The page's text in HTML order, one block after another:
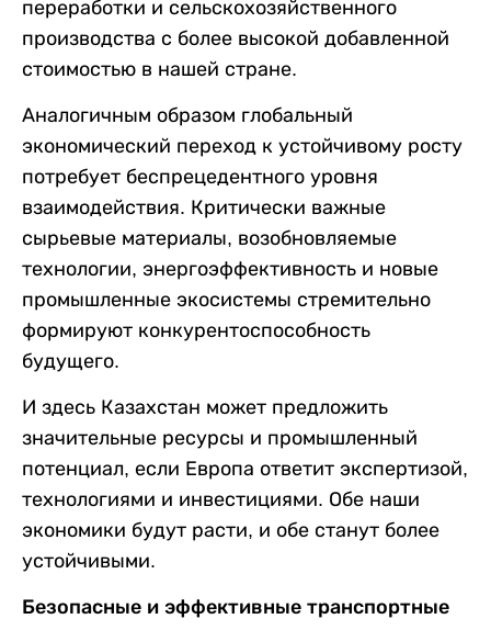
переработки и сельскохозяйственного
производства с более высокой добавленной
стоимостью в нашей стране.
Аналогичным образом глобальный
экономический переход к устойчивому росту
потребует беспрецедентного уровня
взаимодействия. Критически важные
сырьевые материалы, возобновляемые
технологии, энергоэффективность и новые
промышленные экосистемы стремительно
формируют конкурентоспособность
будущего.
И здесь Казахстан может предложить
значительные ресурсы и промышленный
потенциал, если Европа ответит экспертизой,
технологиями и инвестициями. Обе наши
экономики будут расти, и обе станут более
устойчивыми.
Безопасные и эффективные транспортные